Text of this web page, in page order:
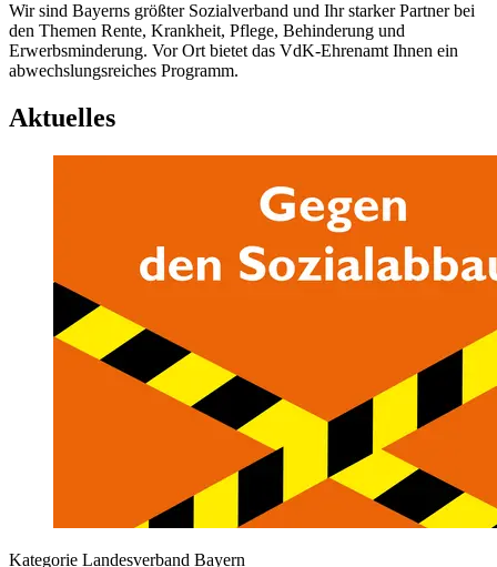
Wir sind Bayerns größter Sozialverband und Ihr starker Partner bei
den Themen Rente, Krankheit, Pflege, Behinderung und
Erwerbsminderung. Vor Ort bietet das VdK-Ehrenamt Ihnen ein
abwechslungsreiches Programm.
Aktuelles
Kategorie Landesverband Bayern